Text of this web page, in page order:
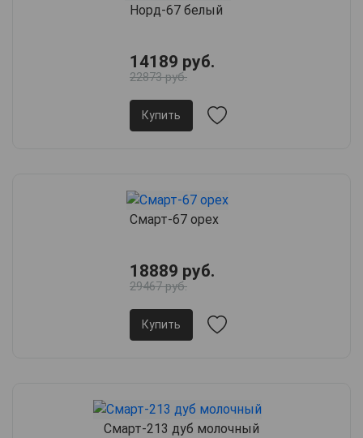
Норд-67 белый
14189 руб.
22873 руб.
Купить
Смарт-67 орех
18889 руб.
29467 руб.
Купить
Смарт-213 дуб молочный